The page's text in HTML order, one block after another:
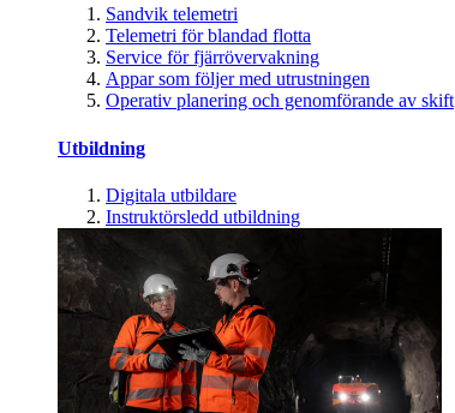
Sandvik telemetri
Telemetri för blandad flotta
Service för fjärrövervakning
Appar som följer med utrustningen
Operativ planering och genomförande av skift
Utbildning
Digitala utbildare
Instruktörsledd utbildning